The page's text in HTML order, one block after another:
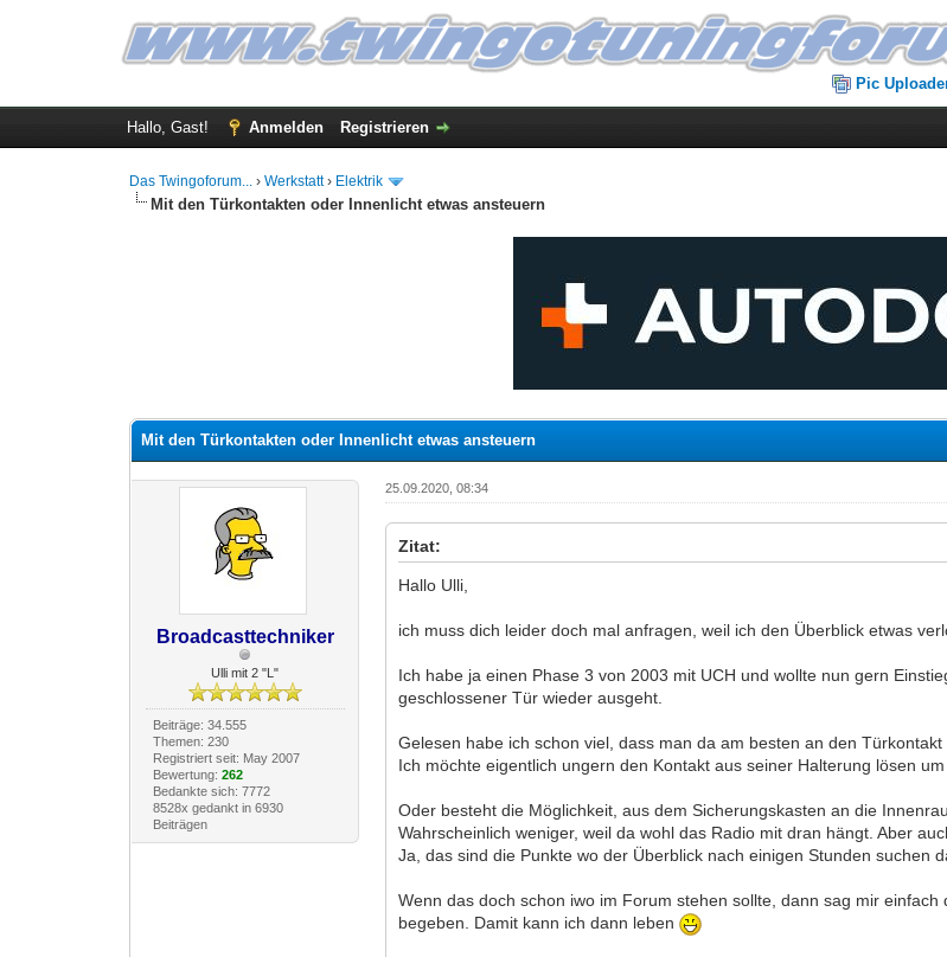
Pic
Hallo, Gast! Anmelden Registrieren
Das Twingoforum... ›Werkstatt› Elektrik
Mit den Türkontakten oder Innenlicht etwas ansteuern
Mit den Türkontakten oder Innenlicht etwas ansteuern
Broadcasttechniker
Ulli mit 2 "L"
Beiträge: 34.555
Themen: 230
Registriert seit: May 2007
Bewertung: 262
Bedankte sich: 7772
8528x gedankt in 6930
Beiträgen
25.09.2020, 08:34
Zitat:
Hallo Ulli,
ich muss dich leider doch mal anfragen, weil ich den Überblick etwas
Ich habe ja einen Phase 3 von 2003 mit UCH und wollte nun gern
geschlossener Tür wieder ausgeht.
Gelesen habe ich schon viel, dass man da am besten an den
Ich möchte eigentlich ungern den Kontakt aus seiner Halterung lösen
Oder besteht die Möglichkeit, aus dem Sicherungskasten an die
Wahrscheinlich weniger, weil da wohl das Radio mit dran hängt. Aber
Ja, das sind die Punkte wo der Überblick nach einigen Stunden suchen
Wenn das doch schon iwo im Forum stehen sollte, dann sag mir
begeben. Damit kann ich dann leben